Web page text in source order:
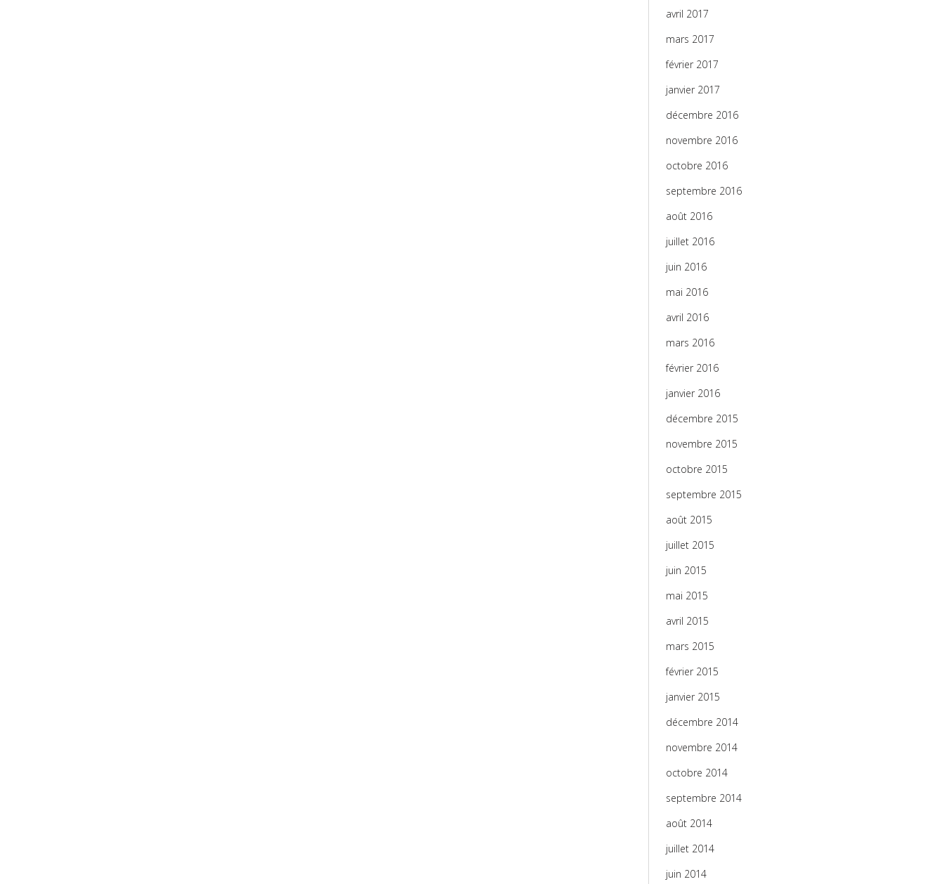
avril 2017
mars 2017
février 2017
janvier 2017
décembre 2016
novembre 2016
octobre 2016
septembre 2016
août 2016
juillet 2016
juin 2016
mai 2016
avril 2016
mars 2016
février 2016
janvier 2016
décembre 2015
novembre 2015
octobre 2015
septembre 2015
août 2015
juillet 2015
juin 2015
mai 2015
avril 2015
mars 2015
février 2015
janvier 2015
décembre 2014
novembre 2014
octobre 2014
septembre 2014
août 2014
juillet 2014
juin 2014